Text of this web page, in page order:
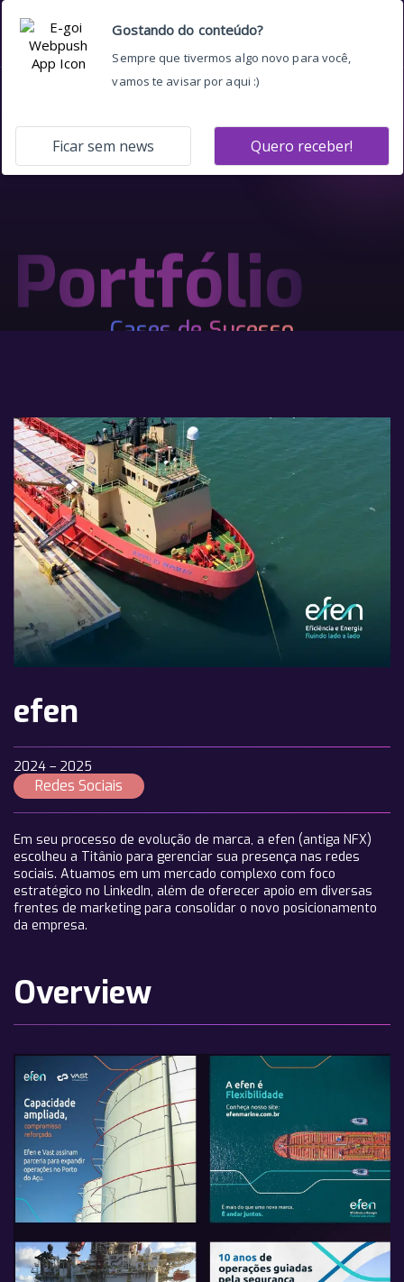
Portfólio
Cases de Sucesso
efen
2024 – 2025
Redes Sociais
Em seu processo de evolução de marca, a efen (antiga NFX)
escolheu a Titânio para gerenciar sua presença nas redes
sociais. Atuamos em um mercado complexo com foco
estratégico no LinkedIn, além de oferecer apoio em diversas
frentes de marketing para consolidar o novo posicionamento
da empresa.
Overview